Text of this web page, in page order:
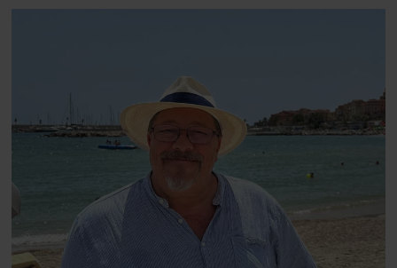
arv, angst, familieliv, frygten for
at miste stemmen og den
livsglæde, han nægter at give slip
på.